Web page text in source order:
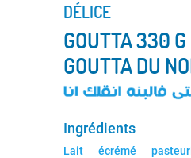
DÉLICE
GOUTTA 330 G
GOUTTA DU
Ingrédients
Lait écrémé